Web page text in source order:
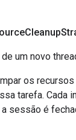
Cleanup
um novo
os
tarefa. Cada
sessão é